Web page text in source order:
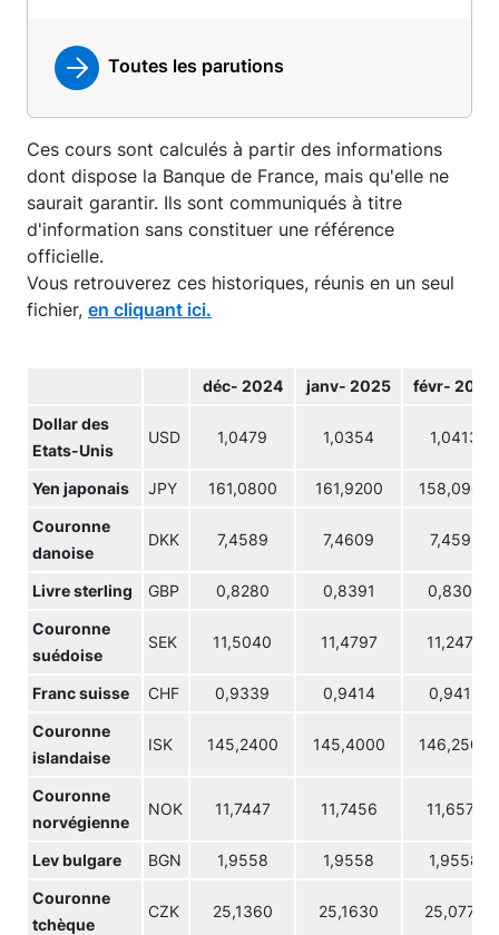
Toutes les parutions
Ces cours sont calculés à partir des informations
dont dispose la Banque de France, mais qu'elle ne
saurait garantir. Ils sont communiqués à titre
d'information sans constituer une référence
officielle.
Vous retrouverez ces historiques, réunis en un seul
fichier, en cliquant ici.
déc- 2024 janv- 2025 févr- 2025
Dollar des
Etats-Unis
USD 1,0479 1,0354 1,0413
Yen japonais JPY 161,0800 161,9200 158,0900
Couronne
danoise
DKK 7,4589 7,4609 7,4592
Livre sterling GBP 0,8280 0,8391 0,8307
Couronne
suédoise
SEK 11,5040 11,4797 11,2474
Franc suisse CHF 0,9339 0,9414 0,9413
Couronne
islandaise
ISK 145,2400 145,4000 146,2500
Couronne
norvégienne
NOK 11,7447 11,7456 11,6574
Lev bulgare BGN 1,9558 1,9558 1,9558
Couronne
tchèque
CZK 25,1360 25,1630 25,0770